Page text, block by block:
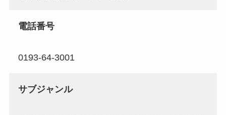
電話番号
0193-64-3001
サブジャンル